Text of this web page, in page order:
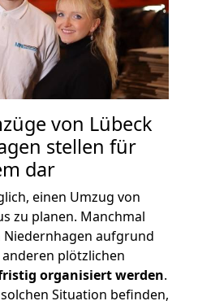
von Lübeck
stellen für
dar
einen Umzug von
zu planen. Manchmal
Niedernhagen aufgrund
plötzlichen
organisiert werden.
Situation befinden,